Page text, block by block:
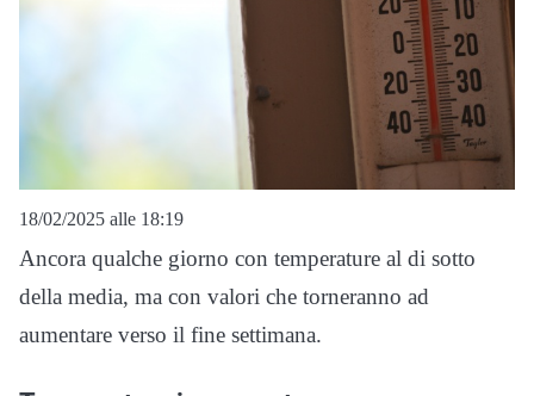
18/02/2025 alle 18:19
Ancora qualche giorno con temperature al di sotto
della media, ma con valori che torneranno ad
aumentare verso il fine settimana.